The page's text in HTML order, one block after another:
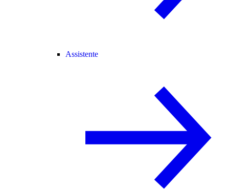
Assistente